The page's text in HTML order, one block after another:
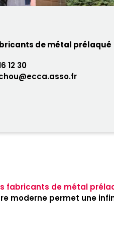
de métal prélaqué
12 30
fabricants de métal
moderne permet une